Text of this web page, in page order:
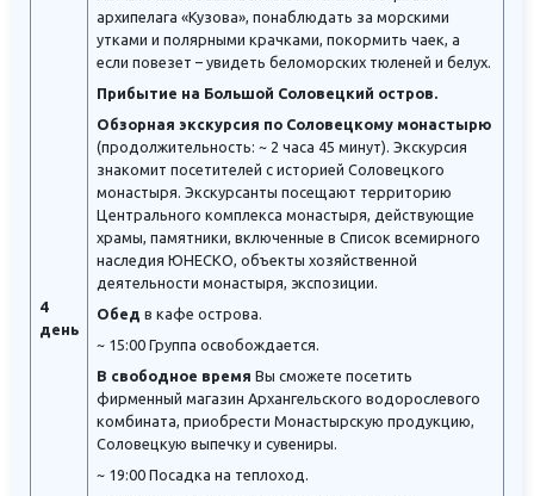
4
день
архипелага «Кузова», понаблюдать за морскими
утками и полярными крачками, покормить чаек, а
если повезет – увидеть беломорских тюленей и белух.
Прибытие на Большой Соловецкий остров.
Обзорная экскурсия по Соловецкому монастырю
(продолжительность: ~ 2 часа 45 минут). Экскурсия
знакомит посетителей с историей Соловецкого
монастыря. Экскурсанты посещают территорию
Центрального комплекса монастыря, действующие
храмы, памятники, включенные в Список всемирного
наследия ЮНЕСКО, объекты хозяйственной
деятельности монастыря, экспозиции.
Обед в кафе острова.
~ 15:00 Группа освобождается.
В свободное время Вы сможете посетить
фирменный магазин Архангельского водорослевого
комбината, приобрести Монастырскую продукцию,
Соловецкую выпечку и сувениры.
~ 19:00 Посадка на теплоход.